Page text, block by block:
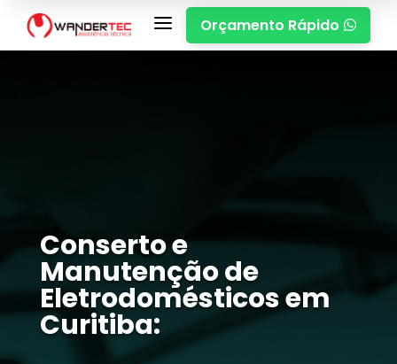
a Orçamento Rápido 
Conserto e
Manutenção de
Eletrodomésticos em
Curitiba: